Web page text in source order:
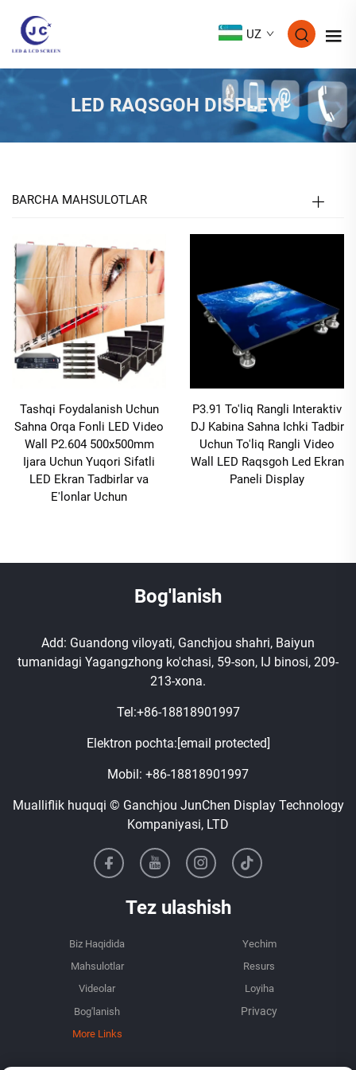
UZ
LED RAQSGOH DISPLEYI
BARCHA MAHSULOTLAR
Tashqi Foydalanish Uchun
Sahna Orqa Fonli LED Video
Wall P2.604 500x500mm
Ijara Uchun Yuqori Sifatli
LED Ekran Tadbirlar va
E'lonlar Uchun
P3.91 To'liq Rangli Interaktiv
DJ Kabina Sahna Ichki Tadbir
Uchun To'liq Rangli Video
Wall LED Raqsgoh Led Ekran
Paneli Display
Bog'lanish
Add: Guandong viloyati, Ganchjou shahri, Baiyun
tumanidagi Yagangzhong ko'chasi, 59-son, IJ binosi, 209-
213-xona.
Tel:+86-18818901997
Elektron pochta: [email protected]
Mobil: +86-18818901997
Mualliflik huquqi © Ganchjou JunChen Display Technology
Kompaniyasi, LTD
Tez ulashish
Biz Haqidida
Yechim
Mahsulotlar
Resurs
Videolar
Loyiha
Bog'lanish
More Links